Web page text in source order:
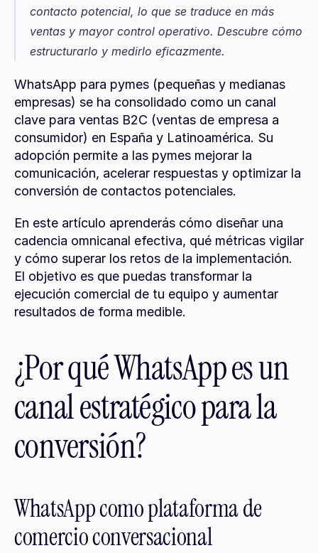
contacto potencial, lo que se traduce en más
ventas y mayor control operativo. Descubre cómo
estructurarlo y medirlo eficazmente.
WhatsApp para pymes (pequeñas y medianas
empresas) se ha consolidado como un canal
clave para ventas B2C (ventas de empresa a
consumidor) en España y Latinoamérica. Su
adopción permite a las pymes mejorar la
comunicación, acelerar respuestas y optimizar la
conversión de contactos potenciales.
En este artículo aprenderás cómo diseñar una
cadencia omnicanal efectiva, qué métricas vigilar
y cómo superar los retos de la implementación.
El objetivo es que puedas transformar la
ejecución comercial de tu equipo y aumentar
resultados de forma medible.
¿Por qué WhatsApp es un
canal estratégico para la
conversión?
WhatsApp como plataforma de
comercio conversacional